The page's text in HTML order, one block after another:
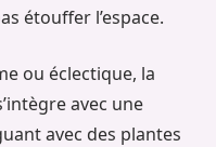
étouffer l’espace.
ou éclectique, la
avec une
avec des plantes